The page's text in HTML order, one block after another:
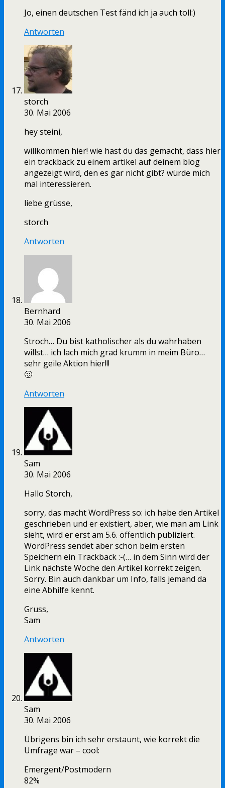
Jo, einen deutschen Test fänd ich ja auch toll:)
Antworten
storch
30. Mai 2006
hey steini,
willkommen hier! wie hast du das gemacht, dass hier
ein trackback zu einem artikel auf deinem blog
angezeigt wird, den es gar nicht gibt? würde mich
mal interessieren.
liebe grüsse,
storch
Antworten
Bernhard
30. Mai 2006
Stroch… Du bist katholischer als du wahrhaben
willst… ich lach mich grad krumm in meim Büro…
sehr geile Aktion hier!!!
🙂
Antworten
Sam
30. Mai 2006
Hallo Storch,
sorry, das macht WordPress so: ich habe den Artikel
geschrieben und er existiert, aber, wie man am Link
sieht, wird er erst am 5.6. öffentlich publiziert.
WordPress sendet aber schon beim ersten
Speichern ein Trackback :-(… in dem Sinn wird der
Link nächste Woche den Artikel korrekt zeigen.
Sorry. Bin auch dankbar um Info, falls jemand da
eine Abhilfe kennt.
Gruss,
Sam
Antworten
Sam
30. Mai 2006
Übrigens bin ich sehr erstaunt, wie korrekt die
Umfrage war – cool:
Emergent/Postmodern
82%